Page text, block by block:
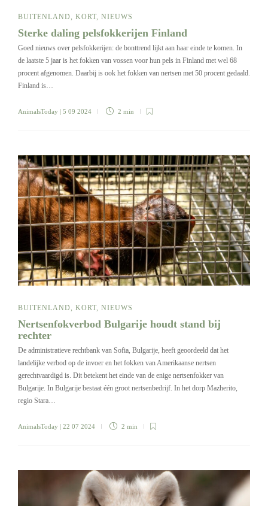
BUITENLAND, KORT, NIEUWS
Sterke daling pelsfokkerijen Finland
Goed nieuws over pelsfokkerijen: de bonttrend lijkt aan haar einde te komen. In
de laatste 5 jaar is het fokken van vossen voor hun pels in Finland met wel 68
procent afgenomen. Daarbij is ook het fokken van nertsen met 50 procent gedaald.
Finland is…
AnimalsToday | 5 09 2024 2 min
BUITENLAND, KORT, NIEUWS
Nertsenfokverbod Bulgarije houdt stand bij
rechter
De administratieve rechtbank van Sofia, Bulgarije, heeft geoordeeld dat het
landelijke verbod op de invoer en het fokken van Amerikaanse nertsen
gerechtvaardigd is. Dit betekent het einde van de enige nertsenfokker van
Bulgarije. In Bulgarije bestaat één groot nertsenbedrijf. In het dorp Mazherito,
regio Stara…
AnimalsToday | 22 07 2024 2 min